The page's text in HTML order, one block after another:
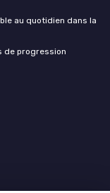
au quotidien dans la
de progression